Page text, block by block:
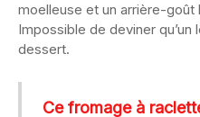
moelleuse et un arrière-
Impossible de deviner qu’un
dessert.
Ce fromage à